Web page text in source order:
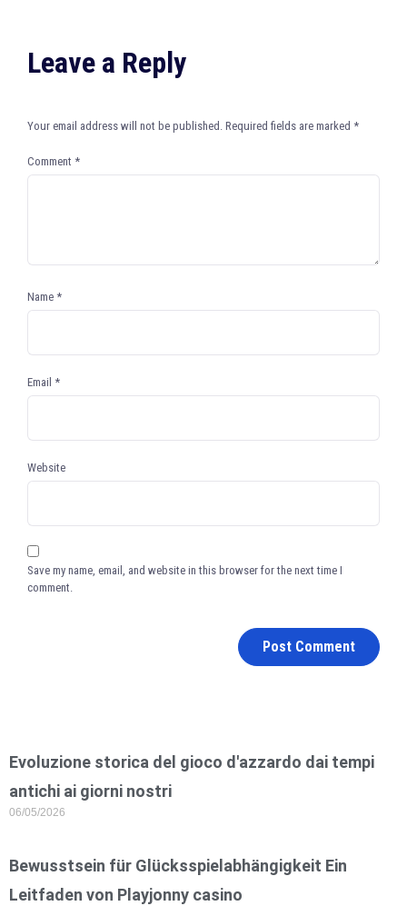
Leave a Reply
Your email address will not be published. Required fields are marked *
Comment *
Name *
Email *
Website
Save my name, email, and website in this browser for the next time I
comment.
Evoluzione storica del gioco d'azzardo dai tempi
antichi ai giorni nostri
06/05/2026
Bewusstsein für Glücksspielabhängigkeit Ein
Leitfaden von Playjonny casino